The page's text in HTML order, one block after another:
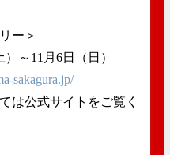
ー＞
～11月6日（日）
sakagura.jp/
は公式サイトをご覧く